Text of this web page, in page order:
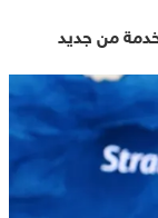
من جديد